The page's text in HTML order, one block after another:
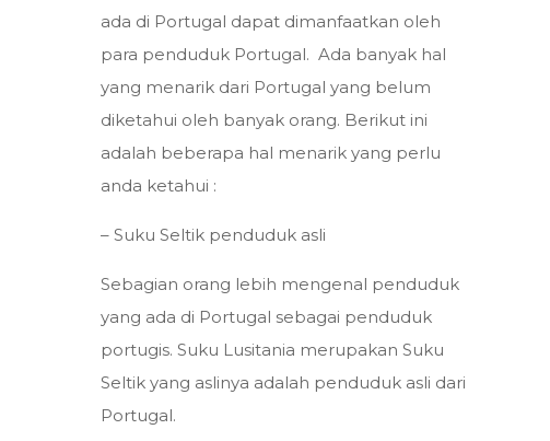
ada di Portugal dapat dimanfaatkan oleh
para penduduk Portugal. Ada banyak hal
yang menarik dari Portugal yang belum
diketahui oleh banyak orang. Berikut ini
adalah beberapa hal menarik yang perlu
anda ketahui :
– Suku Seltik penduduk asli
Sebagian orang lebih mengenal penduduk
yang ada di Portugal sebagai penduduk
portugis. Suku Lusitania merupakan Suku
Seltik yang aslinya adalah penduduk asli dari
Portugal.